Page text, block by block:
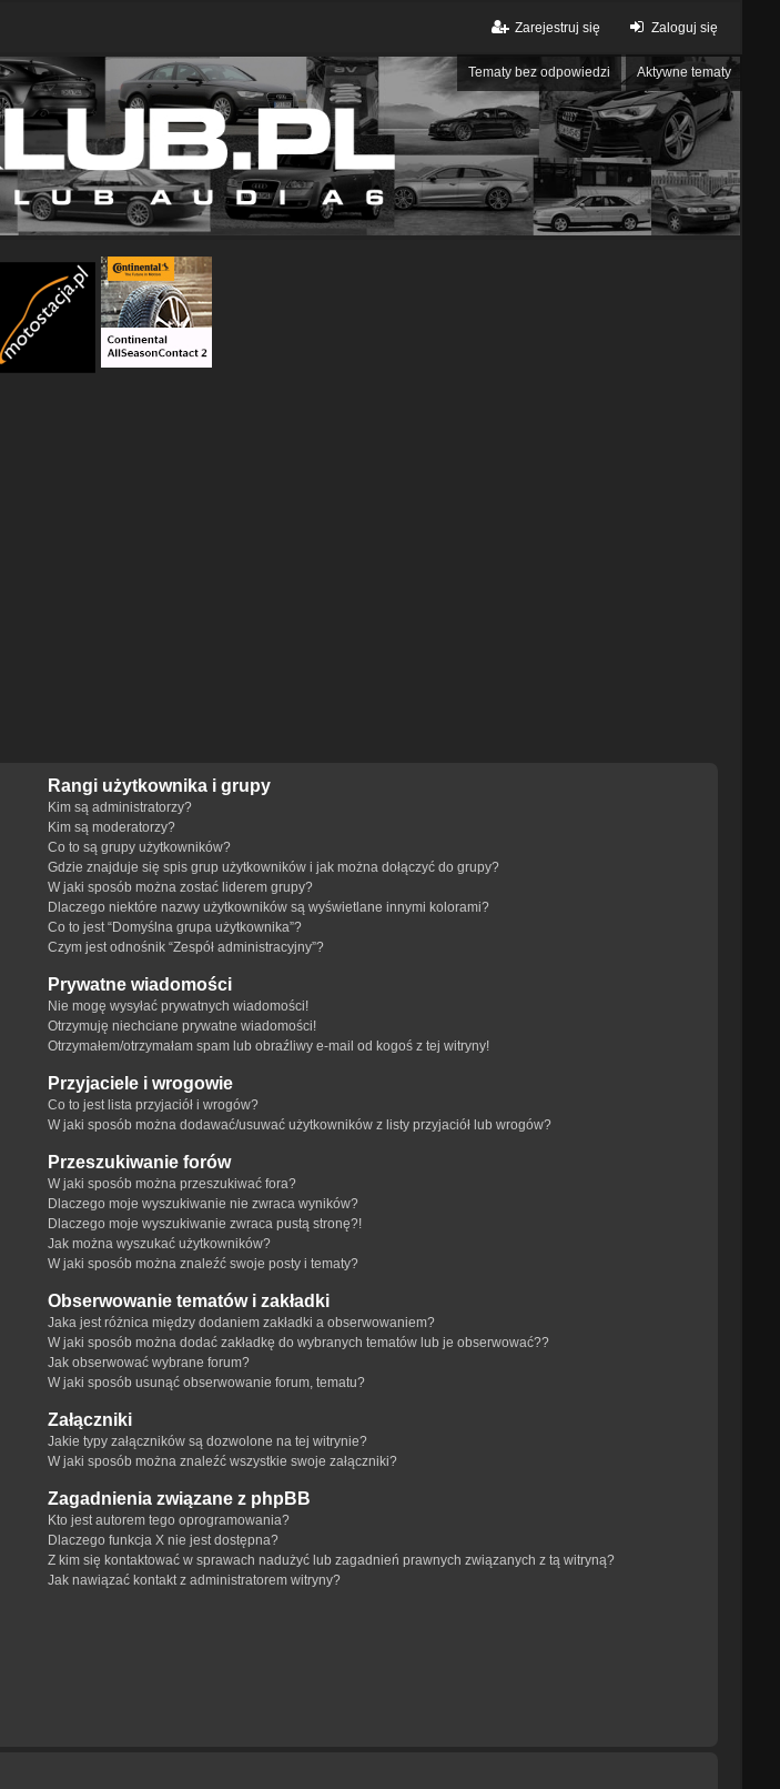
Zaloguj się
Zarejestruj się
Tematy bez odpowiedzi Aktywne tematy
Rangi użytkownika i grupy
Kim są administratorzy?
Kim są moderatorzy?
Co to są grupy użytkowników?
Gdzie znajduje się spis grup użytkowników i jak można dołączyć do grupy?
W jaki sposób można zostać liderem grupy?
Dlaczego niektóre nazwy użytkowników są wyświetlane innymi kolorami?
Co to jest “Domyślna grupa użytkownika”?
Czym jest odnośnik “Zespół administracyjny”?
Prywatne wiadomości
Nie mogę wysyłać prywatnych wiadomości!
Otrzymuję niechciane prywatne wiadomości!
Otrzymałem/otrzymałam spam lub obraźliwy e-mail od kogoś z tej witryny!
Przyjaciele i wrogowie
Co to jest lista przyjaciół i wrogów?
W jaki sposób można dodawać/usuwać użytkowników z listy przyjaciół lub wrogów?
Przeszukiwanie forów
W jaki sposób można przeszukiwać fora?
Dlaczego moje wyszukiwanie nie zwraca wyników?
Dlaczego moje wyszukiwanie zwraca pustą stronę?!
Jak można wyszukać użytkowników?
W jaki sposób można znaleźć swoje posty i tematy?
Obserwowanie tematów i zakładki
Jaka jest różnica między dodaniem zakładki a obserwowaniem?
W jaki sposób można dodać zakładkę do wybranych tematów lub je obserwować??
Jak obserwować wybrane forum?
W jaki sposób usunąć obserwowanie forum, tematu?
Załączniki
Jakie typy załączników są dozwolone na tej witrynie?
W jaki sposób można znaleźć wszystkie swoje załączniki?
Zagadnienia związane z phpBB
Kto jest autorem tego oprogramowania?
Dlaczego funkcja X nie jest dostępna?
Z kim się kontaktować w sprawach nadużyć lub zagadnień prawnych związanych z tą witryną?
Jak nawiązać kontakt z administratorem witryny?